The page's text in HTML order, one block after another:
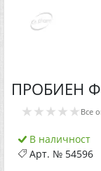
ПРОБИЕН
★★★★★ Все
В наличност
Арт. № 54596